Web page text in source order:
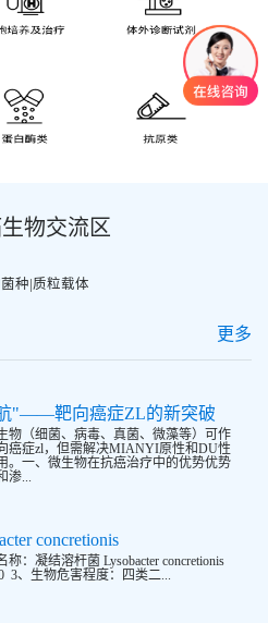
物交流区
种|质粒载体
更多
"——靶向癌症ZL的新突破
物（细菌、病毒、真菌、微藻等）可作
癌症zl，但需解决MIANYI原性和DU性
。一、微生物在抗癌治疗中的优势优势
...
concretionis
：凝结溶杆菌 Lysobacter concretionis
3、生物危害程度：四类二...